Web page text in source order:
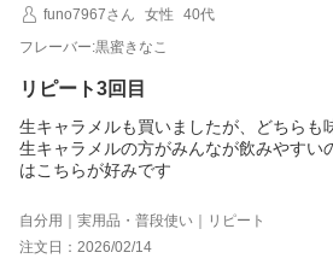
funo7967さん
女性
40代
フレーバー:黒蜜きなこ
リピート3回目
生キャラメルも買いましたが、どちらも
生キャラメルの方がみんなが飲みやすい
はこちらが好みです
自分用｜実用品・普段使い｜リピート
注文日：2026/02/14